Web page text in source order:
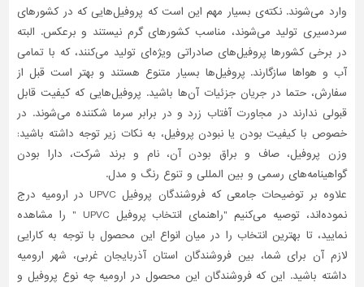
وارد می‌شوند. نکته‌ی بسیار مهم این است که پروفیل‌هایی که در کشورهای
سردسیری تولید می‌شوند، مناسب کشورهای گرم نیستند و برعکس. البته
در برخی کشورها پروفیل‌های صادراتی ویژه‌ای تولید می‌کنند، که با تمامی
آب و هواها سازگارند. پروفیل‌ها بسیار متنوع هستند و بهتر است قبل از
سفارش، حتما در جریان جزئیات آن‌ها باشید. پروفیل‌هایی که کیفیت قابل
قبولی ندارند در مجاورت آفتاب زرد و در برابر سرما شکننده می‌شوند. در
خصوص با کیفیت بودن یا نبودن پروفیل، به نکات زیر توجه داشته باشید:
وزن پروفیل، صاف و براق بودن آن، نام و برند شرکت، دارا بودن
گواهینامه‌های رسمی و بین المللی و تنوع رنگ و مدل.
علاوه بر توضیحات جامعی که فروشندگان پروفیل UPVC در ارومیه درج
نموده‌اند، توصیه می‌کنیم "راهنمای انتخاب پروفیل UPVC " را مشاهده
نمایید، تا بهترین انتخاب را در میان انواع این محصول با توجه به کارایی
لازم آن برای شما، بین فروشندگان استان آذربایجان غربی، شهر ارومیه
داشته باشید. این که فروشندگان این محصول در ارومیه چه نوع پروفیل و